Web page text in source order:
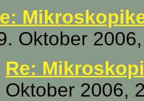
Oktober
Re:
Oktober 2006,